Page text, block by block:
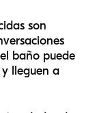
son
baño puede
lleguen a